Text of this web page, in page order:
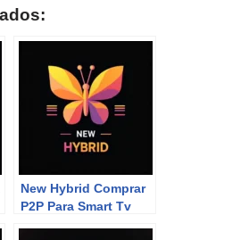
New Hybrid Comprar
P2P Para Smart Tv